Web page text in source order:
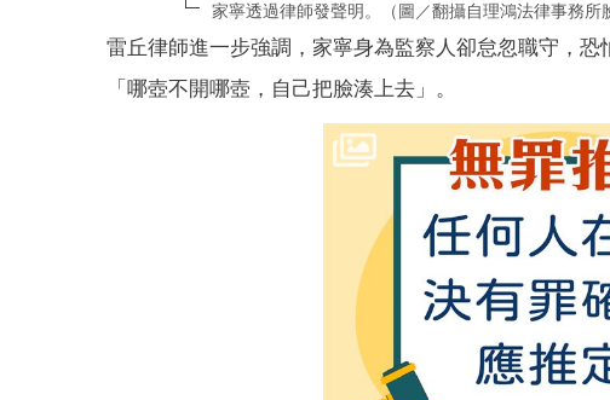
家寧透過律師發聲明。（圖／翻攝自理鴻法律事務所
雷丘律師進一步強調，家寧身為監察人卻怠忽職守，
「哪壺不開哪壺，自己把臉湊上去」。